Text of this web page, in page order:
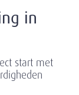
in
start met